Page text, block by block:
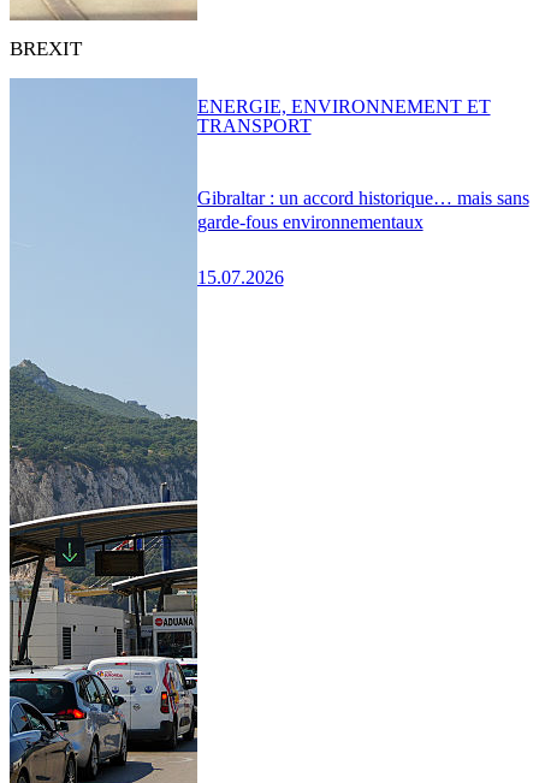
BREXIT
Gibraltar : un accord historique… mais sans
garde-fous environnementaux
15.07.2026
ENERGIE, ENVIRONNEMENT ET
TRANSPORT